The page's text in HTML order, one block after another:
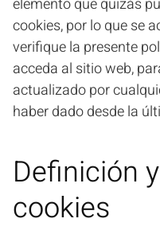
elemento que quizás
cookies, por lo que se
verifique la presente
acceda al sitio web,
actualizado por
haber dado desde la
Definición
cookies